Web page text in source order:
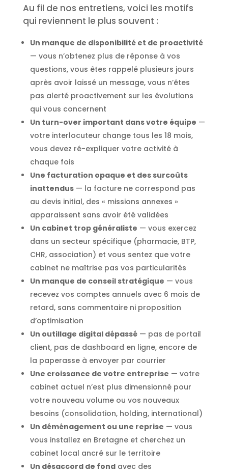
Au fil de nos entretiens, voici les motifs
qui reviennent le plus souvent :
Un manque de disponibilité et de proactivité
— vous n’obtenez plus de réponse à vos
questions, vous êtes rappelé plusieurs jours
après avoir laissé un message, vous n’êtes
pas alerté proactivement sur les évolutions
qui vous concernent
Un turn-over important dans votre équipe —
votre interlocuteur change tous les 18 mois,
vous devez ré-expliquer votre activité à
chaque fois
Une facturation opaque et des surcoûts
inattendus— la facture ne correspond pas
au devis initial, des « missions annexes »
apparaissent sans avoir été validées
Un cabinet trop généraliste — vous exercez
dans un secteur spécifique (pharmacie, BTP,
CHR, association) et vous sentez que votre
cabinet ne maîtrise pas vos particularités
Un manque de conseil stratégique — vous
recevez vos comptes annuels avec 6 mois de
retard, sans commentaire ni proposition
d’optimisation
Un outillage digital dépassé— pas de portail
client, pas de dashboard en ligne, encore de
la paperasse à envoyer par courrier
Une croissance de votre entreprise — votre
cabinet actuel n’est plus dimensionné pour
votre nouveau volume ou vos nouveaux
besoins (consolidation, holding, international)
Un déménagement ou une reprise — vous
vous installez en Bretagne et cherchez un
cabinet local ancré sur le territoire
Un désaccord de fondavec des